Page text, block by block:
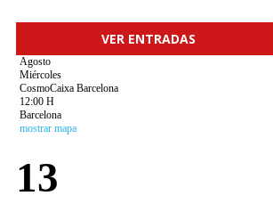
VER ENTRADAS
Agosto
Miércoles
CosmoCaixa Barcelona
12:00 H
Barcelona
mostrar mapa
13